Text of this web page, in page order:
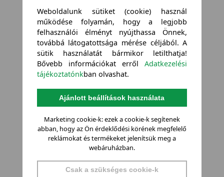
Weboldalunk sütiket (cookie) használ
működése folyamán, hogy a legjobb
felhasználói élményt nyújthassa Önnek,
továbbá látogatottsága mérése céljából. A
sütik használatát bármikor letilthatja!
Bővebb információkat errőlAdatkezelési
tájékoztatónkban olvashat.
Ajánlott beállítások használata
Marketing cookie-k: ezek a cookie-k segítenek
abban, hogy az Ön érdeklődési körének megfelelő
reklámokat és termékeket jelenítsük meg a
webáruházban.
Csak a szükséges cookie-k